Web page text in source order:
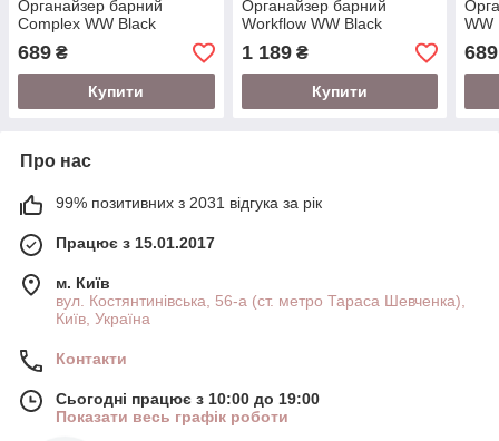
Органайзер барний
Complex WW Black
689 ₴
Купити
Органайзер барний
Workflow WW Black
1 189₴
Купити
WW
689
Про нас
99% позитивних з 2031 відгука за рік
Працює з 15.01.2017
м. Київ
вул. Костянтинівська, 56-а (ст. метро Тараса Шевченка),
Київ, Україна
Контакти
Сьогодні працює з 10:00 до 19:00
Показати весь графік роботи